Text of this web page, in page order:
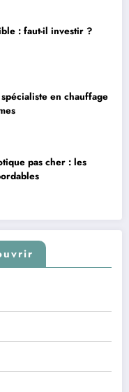
: faut-il investir ?
en chauffage
pas cher : les